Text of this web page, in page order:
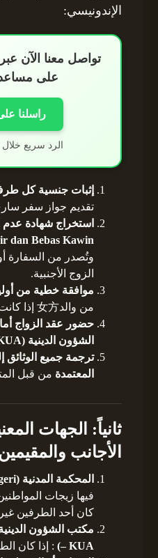
الإندونيسي:
تواصل معنا الآن
على
راسلنا
الرد سريع
إثبات جنسية كل
تقديم جواز سفر
dan Bebas Kawin)
وتُصدر من السفارة
الزوج الأجنبية.
موافقة خطية من
من والد女方 إذا كانت مسلمة.
حضور عقد الزواج
الشؤون الدينية (KUA)
ترجمة جميع الوثائق
المعتمدة من قبل
ثانياً: الجهات
الأجانب
المحكمة المدنية (Pengadilan Negeri)
فيها زيجات
كان أحد الطرفين
– KUA) : إذا كان